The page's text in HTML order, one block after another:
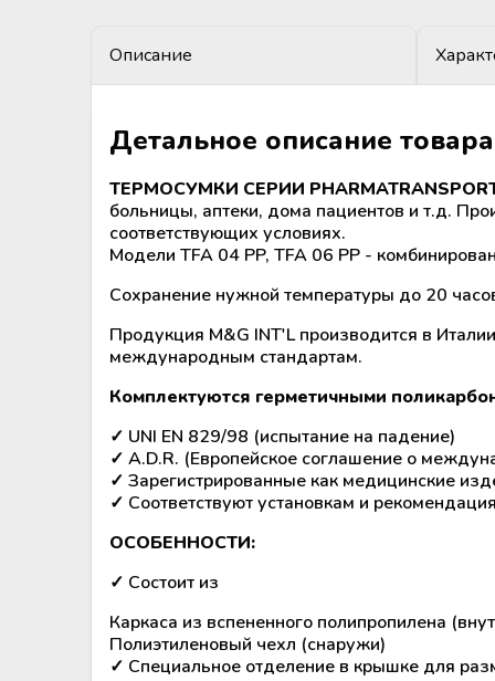
ТермоСумки для транспортировки
Устройства для стерильного
соединения полимерных
Аппараты для донорского и
терапевтического плазмафереза
взятия крови
Аппараты для облучения крови
Мобильный пункт забора крови
(Донорский автобус)
стерилизацииОписание
Детальное описание товара
ТЕРМОСУМКИ СЕРИИ
больницы, аптеки, дома пациентов и т.д.
соответствующих условиях.
Модели TFA 04 PP, TFA 06 PP -
Сохранение нужной температуры до 20
Продукция M&G INT'L производится в
международным стандартам.
Комплектуются герметичными
✓ UNI EN 829/98 (испытание на падение)
✓ A.D.R. (Европейское соглашение о
✓ Зарегистрированные как медицинские
✓ Соответствуют установкам и
ОСОБЕННОСТИ:
✓ Состоит из
Каркаса из вспененного полипропилена
Полиэтиленовый чехл (снаружи)
✓ Специальное отделение в крышке для